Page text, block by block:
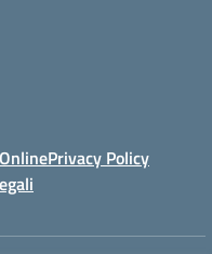
Privacy Policy